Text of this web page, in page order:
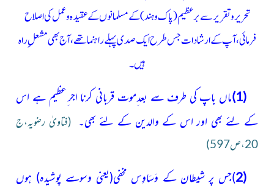
تحریروتقریر سے برعظیم(پاک وہند)کے مسلمانوں کے عقیدہ و عمل کی اصلاح
فرمائی،آپ کے ارشادات جس طرح ایک صدی پہلے راہنما تھے،آج بھی مشعلِ راہ
ہیں۔
(1)
ماں باپ کی طرف سے بعد ِموت قربانی کرنا اجر ِعظیم ہے اس
کے لئے بھی اور اس کے والدین کے لئے بھی۔
(فتاویٰ رضویہ،ج
20،ص597)
(2 )جس پر شیطان کے وَسَاوِس مخفی(یعنی وسوسے پوشیدہ) ہوں